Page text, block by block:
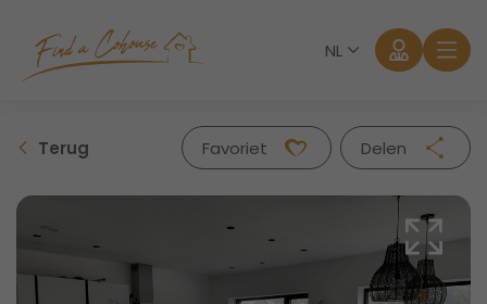
NL
Terug Favoriet
Delen
Facebook
Twitter
Whatsapp
Mail